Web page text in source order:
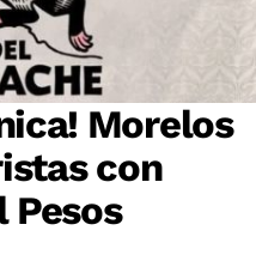
Morelos
con
Pesos